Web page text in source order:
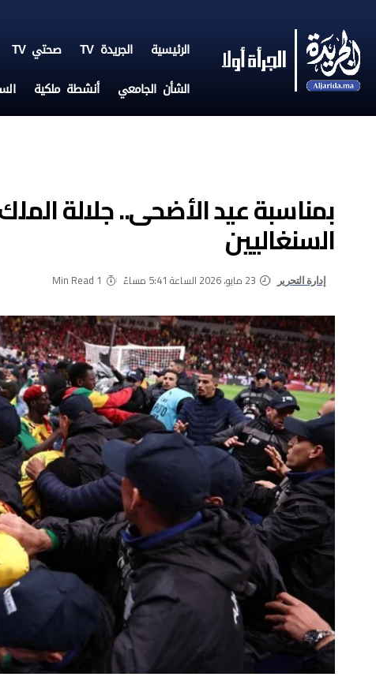
الرئيسية الجريدة TV صحتي TV
الشأن الجامعي أنشطة ملكية
بمناسبة عيد الأضحى.. جلالة
السنغاليين
إدارة التحرير 23 مايو، 2026 الساعة 5:41 مساءً 1 Min Read